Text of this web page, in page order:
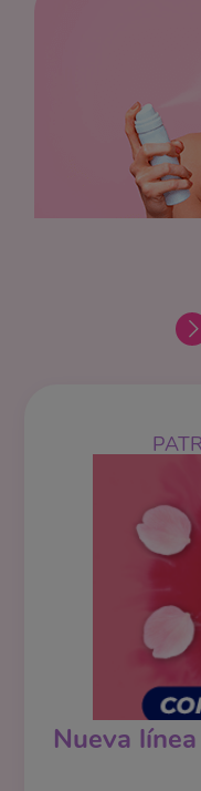
Nueva